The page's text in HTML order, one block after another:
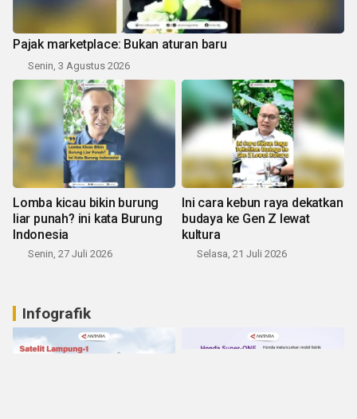
Pajak marketplace: Bukan aturan baru
Senin, 3 Agustus 2026
Lomba kicau bikin burung
liar punah? ini kata Burung
Indonesia
Senin, 27 Juli 2026
Ini cara kebun raya dekatkan
budaya ke Gen Z lewat
kultura
Selasa, 21 Juli 2026
Infografik